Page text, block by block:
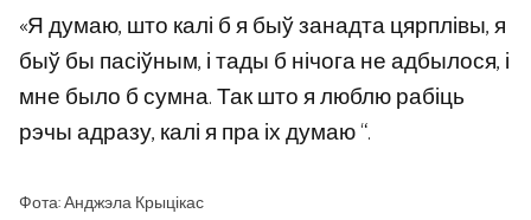
«Я думаю, што калі б я быў занадта цярплівы, я
быў бы пасіўным, і тады б нічога не адбылося, і
мне было б сумна. Так што я люблю рабіць
рэчы адразу, калі я пра іх думаю “.
Фота: Анджэла Крыцікас